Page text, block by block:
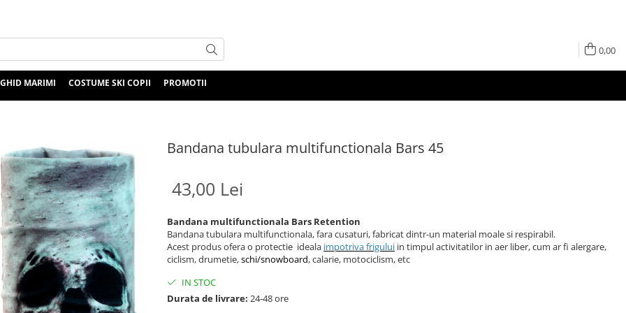
0,00
GHID MARIMI COSTUME SKI COPII PROMOTII
Bandana tubulara multifunctionala Bars 45
43,00 Lei
Bandana multifunctionala Bars Retention
Bandana tubulara multifunctionala, fara cusaturi, fabricat dintr-un material moale si respirabil.
Acest produs ofera o protectie ideala impotriva frigului in timpul activitatilor in aer liber, cum ar fi alergare,
ciclism, drumetie,schi/snowboard, calarie, motociclism, etc
IN STOC
Durata de livrare: 24-48 ore